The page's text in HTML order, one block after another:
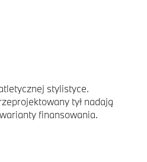
stylistyce.
tył nadają
finansowania.